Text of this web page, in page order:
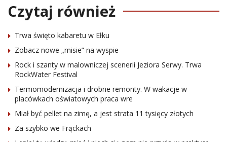
Czytaj również
Trwa święto kabaretu w Ełku
Zobacz nowe „misie” na wyspie
Rock i szanty w malowniczej scenerii Jeziora Serwy. Trwa
RockWater Festival
Termomodernizacja i drobne remonty. W wakacje w
placówkach oświatowych praca wre
Miał być pellet na zimę, a jest strata 11 tysięcy złotych
Za szybko we Frąckach